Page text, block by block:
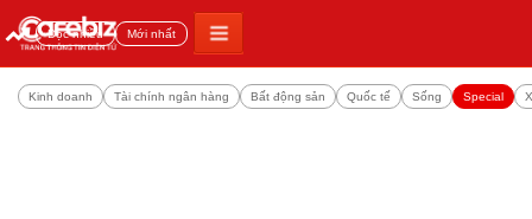
Đọc nhiều Mới nhất
Kinh doanh Tài chính ngân hàng Bất động sản Quốc tế Sống Special